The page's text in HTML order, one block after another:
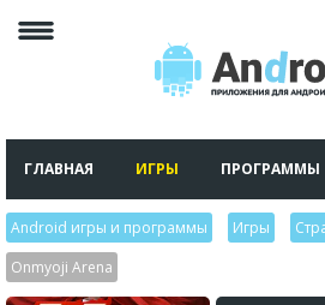
ГЛАВНАЯ ИГРЫ ПРОГРАММЫ
Android игры и программы Игры
Onmyoji Arena